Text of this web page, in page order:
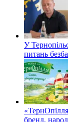
У
питань
бренд,